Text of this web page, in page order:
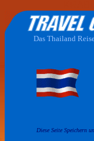
Das Thailand
Diese Seite Speichern